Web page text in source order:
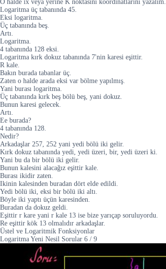
O halde ix veya yerine K noktasını koordinatlarını yazalım.
Logaritma üç tabanında 45.
Eksi logaritma.
Üç tabanında beş.
Artı.
Logaritma.
4 tabanında 128 eksi.
Logaritma kırk dokuz tabanında 7'nin karesi eşittir.
R kale.
Bakın burada tabanlar üç.
Zaten o halde arada eksi var bölme yapılmış.
Yani burası logaritma.
Üç tabanında kırk beş bölü beş, yani dokuz.
Bunun karesi gelecek.
Artı.
Ee burada?
4 tabanında 128.
Nedir?
Arkadaşlar 257, 252 yani yedi bölü iki gelir.
Kırk dokuz tabanında yedi, yedi üzeri, bir, yedi üzeri ki.
Yani bu da bir bölü iki gelir.
Bunun kalesini alacağız eşittir kale.
Burası ikidir zaten.
Ikinin kalesinden buradan dört elde edildi.
Yedi bölü iki, eksi bir bölü iki altı.
Böyle iki yaptı üçün karesinden.
Buradan da dokuz geldi.
Eşittir r kare yani r kale 13 ise bize yarıçap soruluyordu.
Re eşittir kök 13 olmalıdır arkadaşlar.
Üstel ve Logaritmik Fonksiyonlar
Logaritma Yeni Nesil Sorular 6 / 9